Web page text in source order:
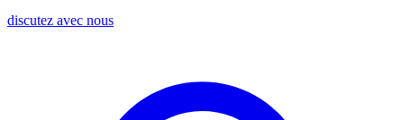
discutez avec nous